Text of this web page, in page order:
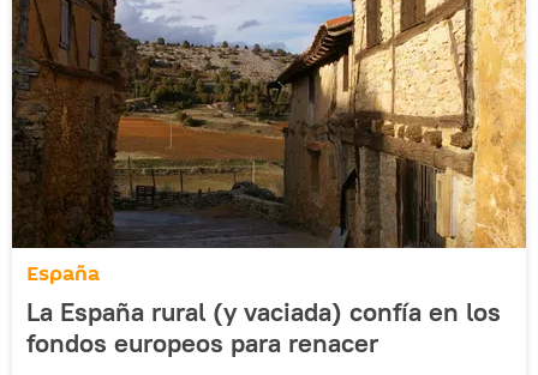
España
La España rural (y vaciada) confía en los
fondos europeos para renacer